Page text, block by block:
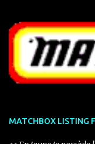
MATCHBOX LISTING